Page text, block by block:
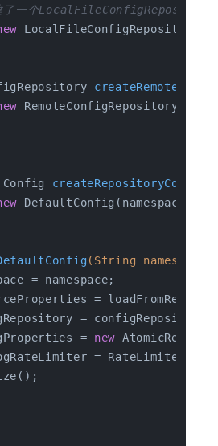
一个LocalFileConfigRepository
Config createRepositoryConfig
DefaultConfig(namespace,
(String
= namespace;
=
= configRepository;
=
new
=